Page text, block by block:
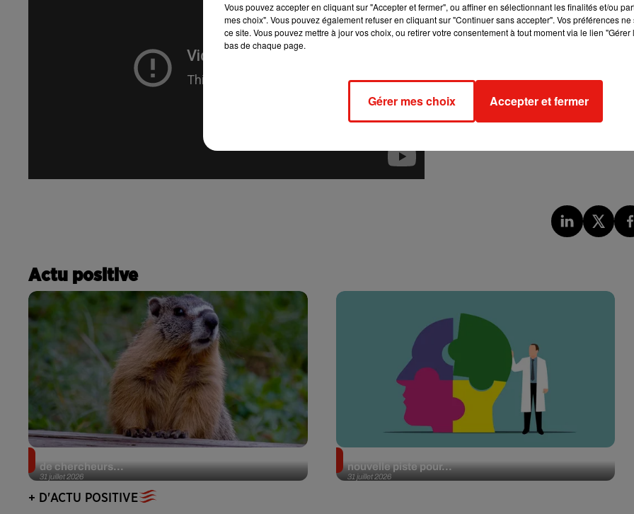
Actu positive
31 juillet 2026
de chercheurs...
31 juillet 2026
nouvelle piste pour...
+ D'ACTU POSITIVE
Vous pouvez accepter en cliquant sur "Accepter et fermer", ou affiner en sélectionnant les finalités et/ou
mes choix". Vous pouvez également refuser en cliquant sur "Continuer sans accepter". Vos préférences
ce site. Vous pouvez mettre à jour vos choix, ou retirer votre consentement à tout moment via le lien
bas de chaque page.
Gérer mes choix Accepter et fermer